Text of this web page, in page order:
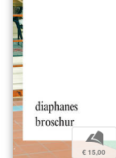
b
€ 15,00